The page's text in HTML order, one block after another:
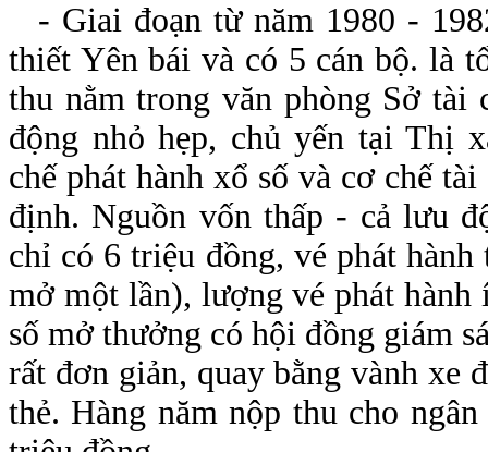
- Giai đoạn từ năm 1980 -
thiết Yên bái và có 5 cán bộ. là
thu nằm trong văn phòng Sở tài
động nhỏ hẹp, chủ yến tại Thị
chế phát hành xổ số và cơ chế
định. Nguồn vốn thấp - cả lưu
chỉ có 6 triệu đồng, vé phát hành
mở một lần), lượng vé phát hành
số mở thưởng có hội đồng giám
rất đơn giản, quay bằng vành xe
thẻ. Hàng năm nộp thu cho